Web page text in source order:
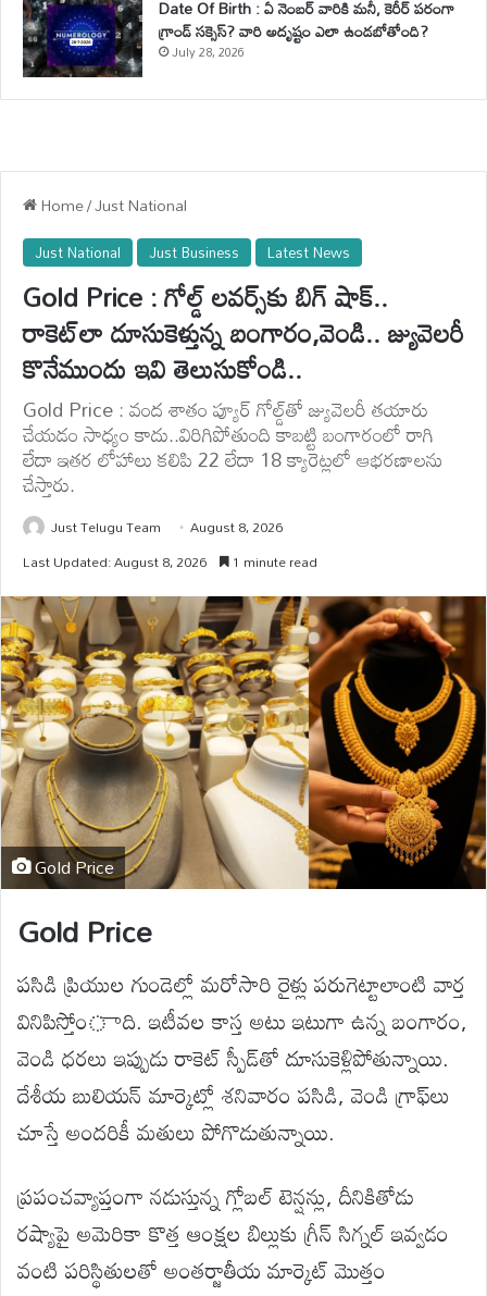
Date Of Birth : ఏ నెంబర్ వారికి మనీ, కెరీర్ పరంగా
గ్రాండ్ సక్సెస్? వారి అదృష్టం ఎలా ఉండబోతోంది?
July 28, 2026